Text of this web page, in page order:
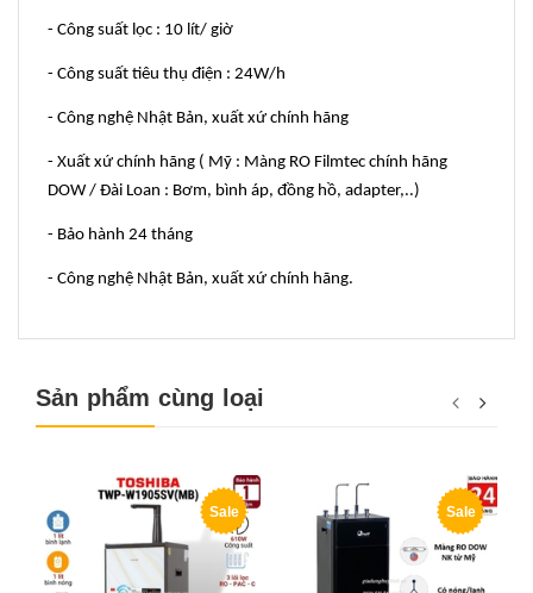
- Công suất lọc : 10 lít/ giờ
- Công suất tiêu thụ điện : 24W/h
- Công nghệ Nhật Bản, xuất xứ chính hãng
- Xuất xứ chính hãng ( Mỹ : Màng RO Filmtec chính hãng
DOW / Đài Loan : Bơm, bình áp, đồng hồ, adapter,..)
- Bảo hành 24 tháng
- Công nghệ Nhật Bản, xuất xứ chính hãng.
Sản phẩm cùng loại
Sale Sale